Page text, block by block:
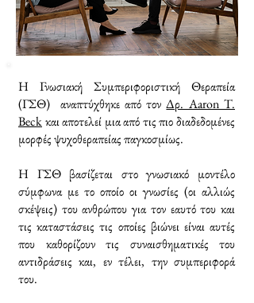
Η Γνωσιακή Συμπεριφοριστική Θεραπεία
(ΓΣΘ) αναπτύχθηκε από τονΔρ. Aaron T.
Beckκαι αποτελεί μια από τις πιο διαδεδομένες
μορφές ψυχοθεραπείας παγκοσμίως.
H ΓΣΘ βασίζεται στο γνωσιακό μοντέλο
σύμφωνα με το οποίο οι γνωσίες (οι αλλιώς
σκέψεις) του ανθρώπου για τον εαυτό του και
τις καταστάσεις τις οποίες βιώνει είναι αυτές
που καθορίζουν τις συναισθηματικές του
αντιδράσεις και, εν τέλει, την συμπεριφορά
του.